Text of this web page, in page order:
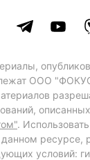
ООО
.
ресурсе,
условий: